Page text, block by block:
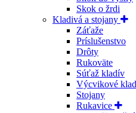
Skok o žrdi
Kladivá a stojany
Záťaže
Príslušenstvo
Drôty
Rukoväte
Súťaž kladív
Výcvikové
Stojany
Rukavice